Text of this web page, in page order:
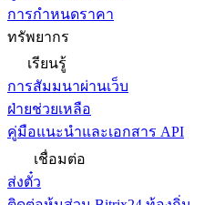
การกำหนดราคา
ทรัพยากร
เรียนรู้
การสัมมนาผ่านเว็บ
ฝ่ายช่วยเหลือ
คู่มือแนะนำและเอกสาร API
เชื่อมต่อ
ส่งตั๋ว